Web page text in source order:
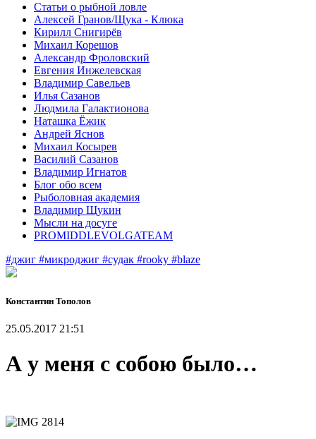
Статьи о рыбной ловле
Алексей Гранов/Щука - Клюка
Кирилл Снигирёв
Михаил Корешов
Александр Фроловский
Евгения Инжелевская
Владимир Савельев
Илья Сазанов
Людмила Галактионова
Наташка Ёжик
Андрей Яснов
Михаил Косырев
Василий Сазанов
Владимир Игнатов
Блог обо всем
Рыболовная академия
Владимир Щукин
Мысли на досуге
PROMIDDLEVOLGATEAM
#джиг #микроджиг #судак #rooky #blaze
Константин Тополов
25.05.2017 21:51
А у меня с собою было…